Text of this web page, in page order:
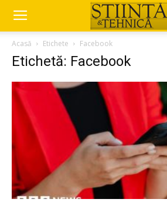
Acasă Etichete Facebook
Etichetă: Facebook